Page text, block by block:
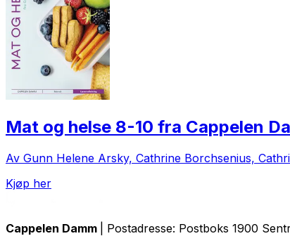
Mat og helse 8-10 fra Cappelen
Av Gunn Helene Arsky, Cathrine Borchsenius,
Kjøp her
Cappelen Damm | Postadresse: Postboks 1900